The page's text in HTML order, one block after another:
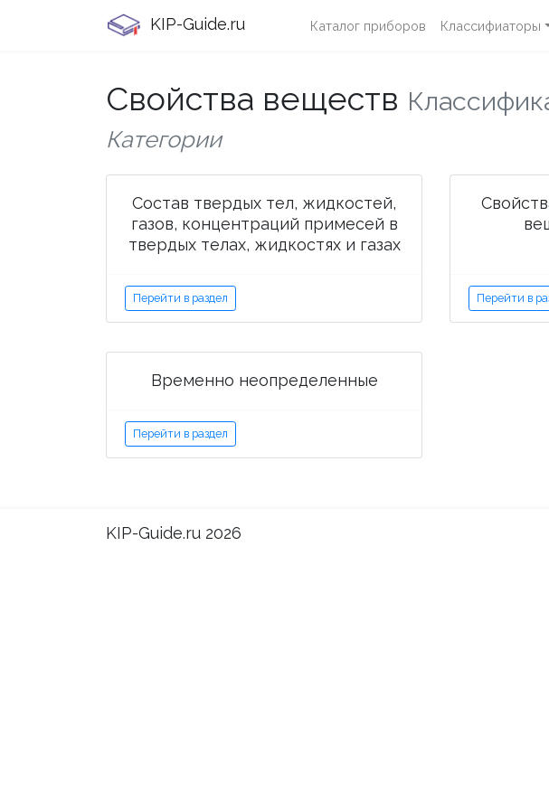
KIP-Guide.ru Каталог приборов Классифиаторы
Свойства веществ
Категории
Состав твердых тел, жидкостей,
газов, концентраций примесей в
твердых телах, жидкостях и газах
Перейти в раздел Перейти в
Временно неопределенные
Перейти в раздел
KIP-Guide.ru 2026